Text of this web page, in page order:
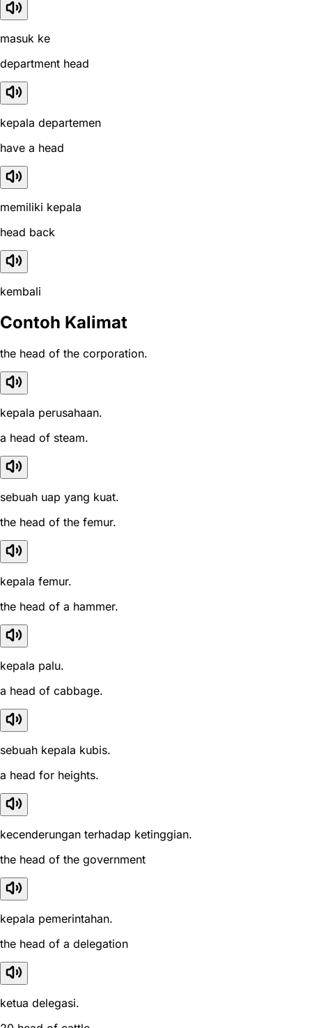
masuk ke
department head
kepala departemen
have a head
memiliki kepala
head back
kembali
Contoh Kalimat
the head of the corporation.
kepala perusahaan.
a head of steam.
sebuah uap yang kuat.
the head of the femur.
kepala femur.
the head of a hammer.
kepala palu.
a head of cabbage.
sebuah kepala kubis.
a head for heights.
kecenderungan terhadap ketinggian.
the head of the government
kepala pemerintahan.
the head of a delegation
ketua delegasi.